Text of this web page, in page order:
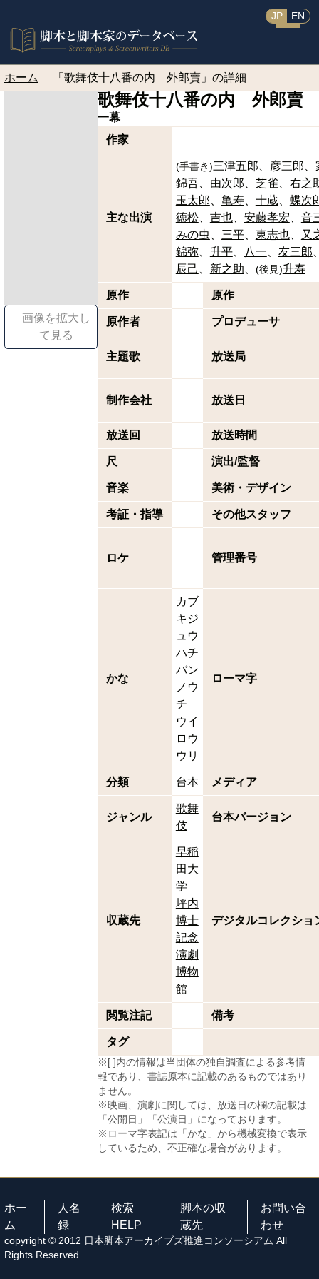
JP EN
ホーム 「歌舞伎十八番の内 外郎賣」の詳細
画像を拡大し
て見る
歌舞伎十八番の内 外郎賣
一幕
作家
主な出演
(手書き )三津五郎 彦三郎
錦吾
由次郎 芝雀
右之
玉太郎
亀寿 十蔵
蝶次
徳松
吉也 安藤孝宏
音
みの虫
三平 東志也
又
錦弥
升平 八一
友三郎
辰己
新之助 (後見)升寿
原作 原作
原作者 プロデューサ
主題歌 放送局
制作会社 放送日
放送回 放送時間
尺 演出/監督
音楽 美術・デザイン
考証・指導 その他スタッフ
ロケ 管理番号
かな
カブ
キジ
ュウ
ハチ
バン
ノウ
チ
ウイ
ロウ
ウリ
ローマ字
分類 台本 メディア
ジャンル
歌舞
伎
台本バージョン
収蔵先
早稲
田大
学
坪内
博士
記念
演劇
博物
館
デジタルコレクショ
閲覧注記 備考
タグ
※[ ]内の情報は当団体の独自調査による参考情
報であり、書誌原本に記載のあるものではあり
ません。
※映画、演劇に関しては、放送日の欄の記載は
「公開日」「公演日」になっております。
※ローマ字表記は「かな」から機械変換で表示
しているため、不正確な場合があります。
ホー
ム
人名
録
検索
HELP
脚本の収
蔵先
お問い合
わせ
copyright © 2012 日本脚本アーカイブズ推進コンソーシアム All
Rights Reserved.